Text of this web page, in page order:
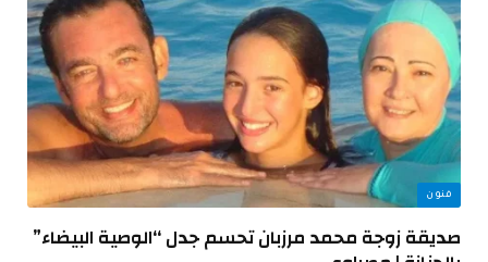
فنون
صديقة زوجة محمد مرزبان تحسم جدل “الوصية البيضاء”